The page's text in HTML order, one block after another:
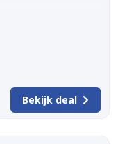
Bekijk deal